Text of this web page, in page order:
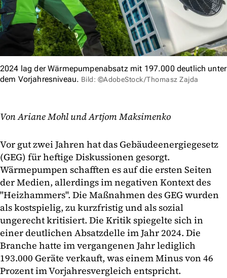
2024 lag der Wärmepumpenabsatz mit 197.000 deutlich unter
dem Vorjahresniveau. Bild: ©AdobeStock/Thomasz Zajda
Von Ariane Mohl und Artjom Maksimenko
Vor gut zwei Jahren hat das Gebäudeenergiegesetz
(GEG) für heftige Diskussionen gesorgt.
Wärmepumpen schafften es auf die ersten Seiten
der Medien, allerdings im negativen Kontext des
"Heizhammers". Die Maßnahmen des GEG wurden
als kostspielig, zu kurzfristig und als sozial
ungerecht kritisiert. Die Kritik spiegelte sich in
einer deutlichen Absatzdelle im Jahr 2024. Die
Branche hatte im vergangenen Jahr lediglich
193.000 Geräte verkauft, was einem Minus von 46
Prozent im Vorjahresvergleich entspricht.